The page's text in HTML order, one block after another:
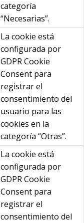
categoría
“Necesarias”.
La cookie está
configurada por
GDPR Cookie
Consent para
registrar el
consentimiento del
usuario para las
cookies en la
categoría “Otras”.
La cookie está
configurada por
GDPR Cookie
Consent para
registrar el
consentimiento del